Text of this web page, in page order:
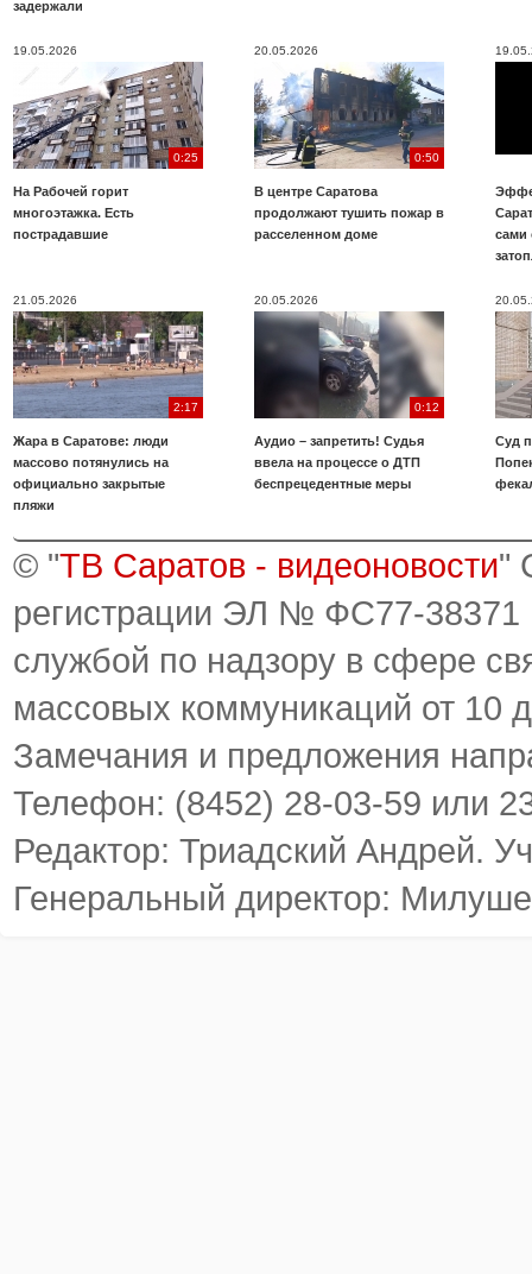
задержали
19.05.2026
0:25
На Рабочей горит
многоэтажка. Есть
пострадавшие
20.05.2026
0:50
В центре Саратова
продолжают тушить пожар в
расселенном доме
сами
21.05.2026
2:17
Жара в Саратове: люди
массово потянулись на
официально закрытые
пляжи
20.05.2026
0:12
Аудио – запретить! Судья
ввела на процессе о ДТП
беспрецедентные меры
Суд
© "ТВ Саратов - видеоновости"
регистрации ЭЛ № ФС77-38371
службой по надзору в сфере
массовых коммуникаций от 10
Замечания и предложения
Телефон: (8452) 28-03-59 или
Редактор: Триадский Андрей.
Генеральный директор: